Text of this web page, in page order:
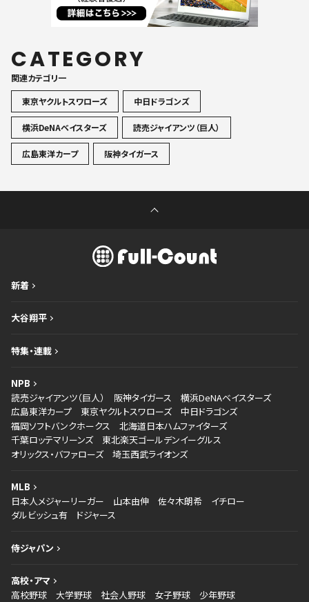
CATEGORY
関連カテゴリ一
東京ヤクルトスワローズ
中日ドラゴンズ
横浜DeNAベイスターズ 読売ジャイアンツ（巨人）
広島東洋カープ 阪神タイガース
新着
大谷翔平
特集・連載
NPB
読売ジャイアンツ（巨人）
阪神タイガース
横浜DeNAベイスターズ
広島東洋カープ
東京ヤクルトスワローズ
中日ドラゴンズ
福岡ソフトバンクホークス
北海道日本ハムファイターズ
千葉ロッテマリーンズ
東北楽天ゴールデンイーグルス
オリックス・バファローズ
埼玉西武ライオンズ
MLB
日本人メジャーリーガー
山本由伸 佐々木朗希
イチロー
ダルビッシュ有
ドジャース
侍ジャパン
高校・アマ
高校野球
大学野球 社会人野球 女子野球 少年野球